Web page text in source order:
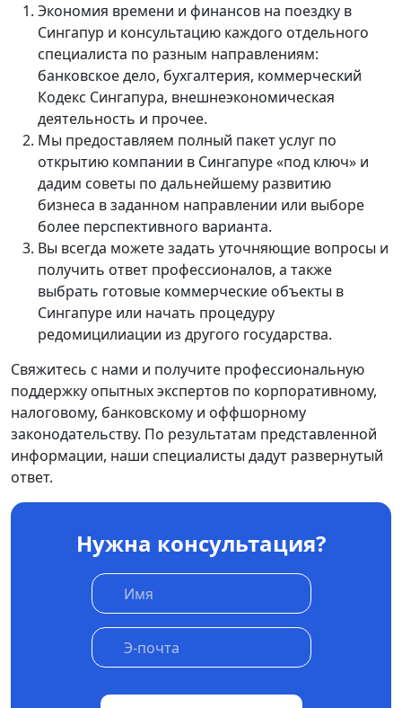
Экономия времени и финансов на поездку в
Сингапур и консультацию каждого отдельного
специалиста по разным направлениям:
банковское дело, бухгалтерия, коммерческий
Кодекс Сингапура, внешнеэкономическая
деятельность и прочее.
Мы предоставляем полный пакет услуг по
открытию компании в Сингапуре «под ключ» и
дадим советы по дальнейшему развитию
бизнеса в заданном направлении или выборе
более перспективного варианта.
Вы всегда можете задать уточняющие вопросы и
получить ответ профессионалов, а также
выбрать готовые коммерческие объекты в
Сингапуре или начать процедуру
редомицилиации из другого государства.
Свяжитесь с нами и получите профессиональную
поддержку опытных экспертов по корпоративному,
налоговому, банковскому и оффшорному
законодательству. По результатам представленной
информации, наши специалисты дадут развернутый
ответ.
Нужна консультация?